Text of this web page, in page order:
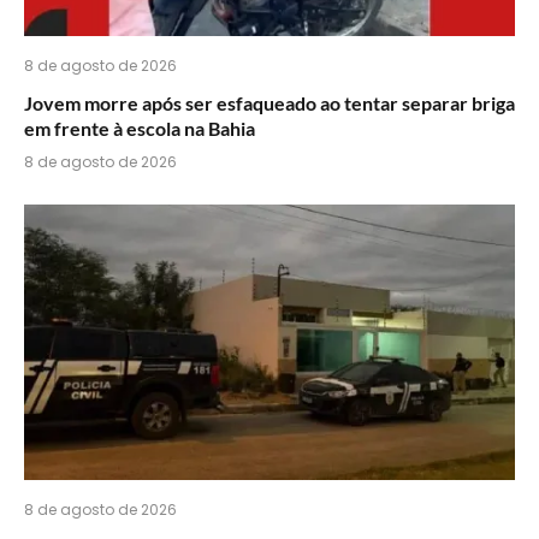
8 de agosto de 2026
Jovem morre após ser esfaqueado ao tentar separar briga
em frente à escola na Bahia
8 de agosto de 2026
8 de agosto de 2026